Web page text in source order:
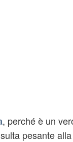
, perché è un
pesante alla